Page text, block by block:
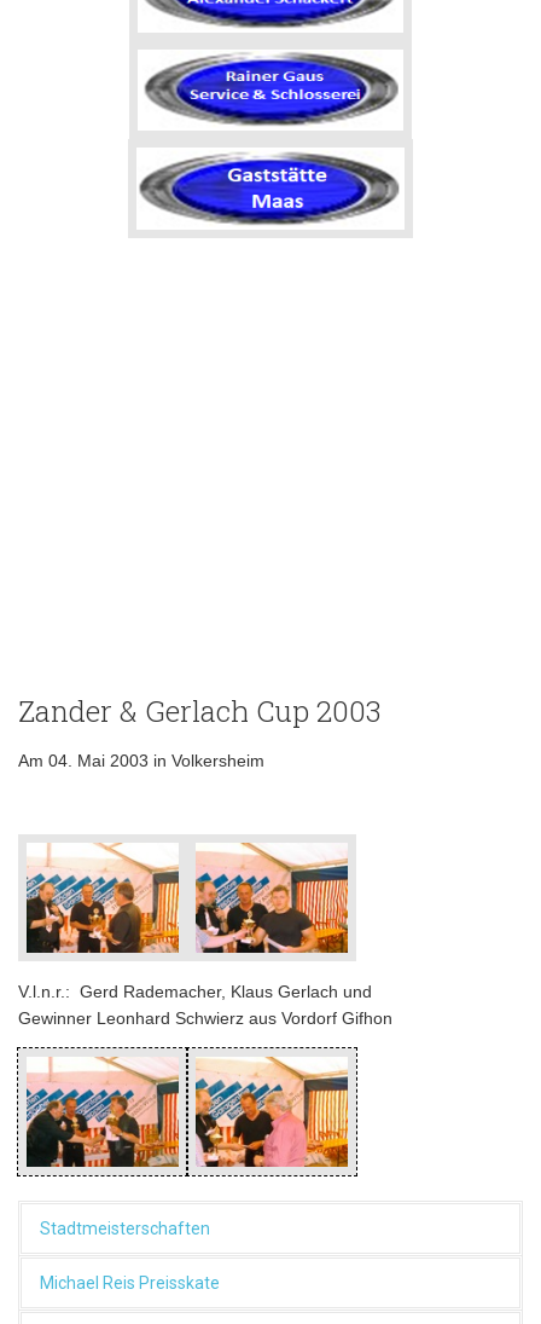
Zander & Gerlach Cup 2003
Am 04. Mai 2003 in Volkersheim
V.l.n.r.: Gerd Rademacher, Klaus Gerlach und
Gewinner Leonhard Schwierz aus Vordorf Gifhon
Stadtmeisterschaften
Michael Reis Preisskate